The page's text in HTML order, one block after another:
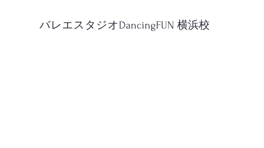
バレエスタジオDancingFUN 横浜校